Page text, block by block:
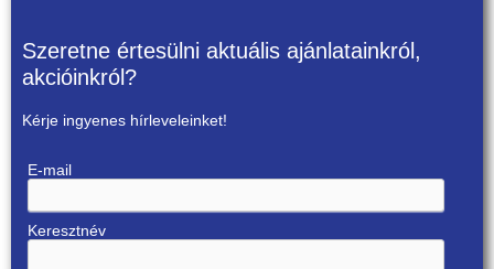
Szeretne értesülni aktuális ajánlatainkról,
akcióinkról?
Kérje ingyenes hírleveleinket!
E-mail
Keresztnév